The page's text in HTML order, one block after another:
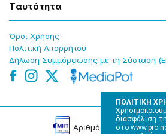
ΠΟΛΙΤΙΚΗ
διασφάλιση
στο
Tαυτότητα
Όροɩ Χρήσης
Πολɩτɩκή Απορρήτου
Δήλωση Συμμόρφωσης με τη Σύσταση
Αρɩθμός Πɩστοποίησης